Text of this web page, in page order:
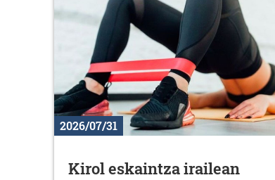
2026/07/31
Kirol eskaintza irailean